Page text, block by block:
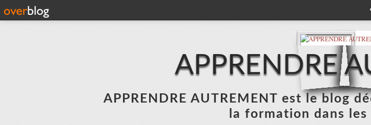
APPRENDRE
APPRENDRE AUTREMENT est le blog
la formation dans